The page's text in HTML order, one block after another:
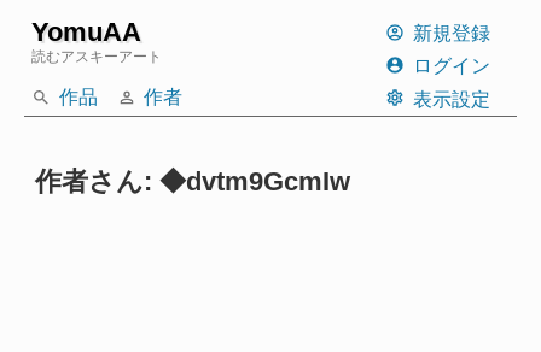
YomuAA
読むアスキーアート
作品 作者
新規登録
ログイン
表示設定
作者さん: ◆dvtm9GcmIw